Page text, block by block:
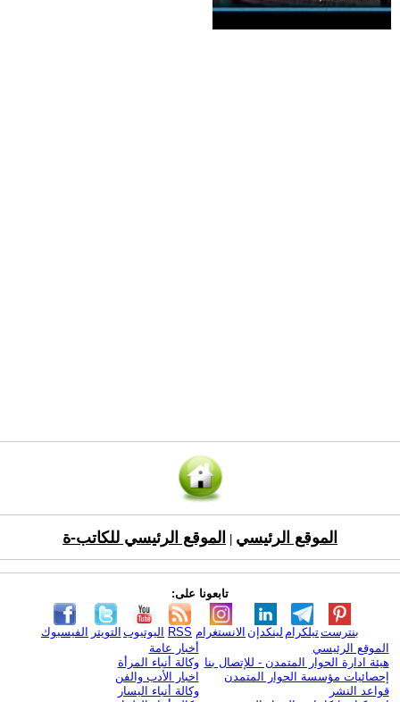
الموقع الرئيسي الموقع الرئيسي للكاتب-ة
تابعونا على:
الفيسبوك التويتر اليوتيوب RSS الانستغرام لينكدإن تيلكرامبنترست
الموقع الرئيسي
هيئة ادارة الحوار المتمدن - للإتصال بنا
إحصائيات مؤسسة الحوار المتمدن
قواعد النشر
أخبار عامة
وكالة أنباء المرأة
اخبار الأدب والفن
وكالة أنباء اليسار